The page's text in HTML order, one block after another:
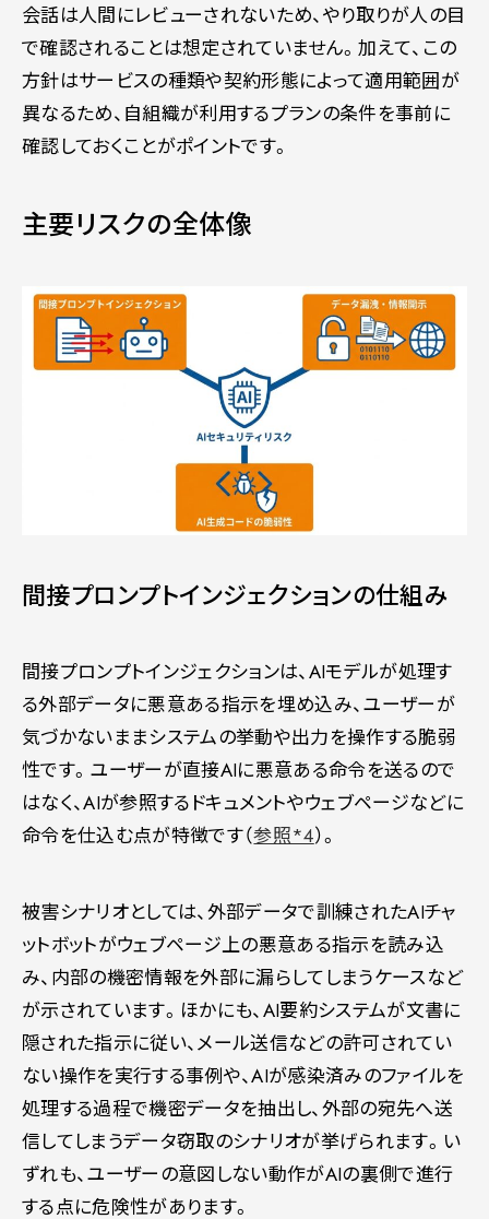
会話は人間にレビューされないため、やり取りが人の目
で確認されることは想定されていません。加えて、この
方針はサービスの種類や契約形態によって適用範囲が
異なるため、自組織が利用するプランの条件を事前に
確認しておくことがポイントです。
主要リスクの全体像
間接プロンプトインジェクションの仕組み
間接プロンプトインジェクションは、AIモデルが処理す
る外部データに悪意ある指示を埋め込み、ユーザーが
気づかないままシステムの挙動や出力を操作する脆弱
性です。ユーザーが直接AIに悪意ある命令を送るので
はなく、AIが参照するドキュメントやウェブページなどに
命令を仕込む点が特徴です（参照*4）。
被害シナリオとしては、外部データで訓練されたAIチャ
ットボットがウェブページ上の悪意ある指示を読み込
み、内部の機密情報を外部に漏らしてしまうケースなど
が示されています。ほかにも、AI要約システムが文書に
隠された指示に従い、メール送信などの許可されてい
ない操作を実行する事例や、AIが感染済みのファイルを
処理する過程で機密データを抽出し、外部の宛先へ送
信してしまうデータ窃取のシナリオが挙げられます。い
ずれも、ユーザーの意図しない動作がAIの裏側で進行
する点に危険性があります。